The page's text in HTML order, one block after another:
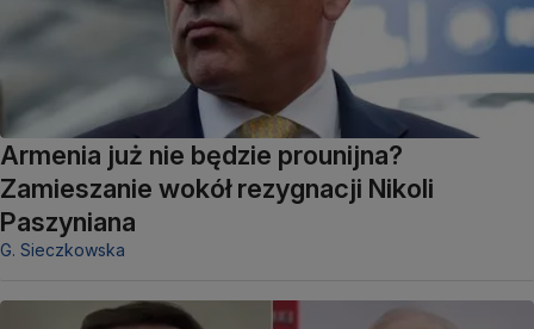
Armenia już nie będzie prounijna?
Zamieszanie wokół rezygnacji Nikoli
Paszyniana
G. Sieczkowska